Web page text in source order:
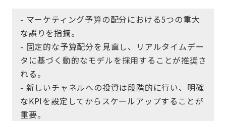
- マーケティング予算の配分における5つの重大
な誤りを指摘。
- 固定的な予算配分を見直し、リアルタイムデー
タに基づく動的なモデルを採用することが推奨さ
れる。
- 新しいチャネルへの投資は段階的に行い、明確
なKPIを設定してからスケールアップすることが
重要。